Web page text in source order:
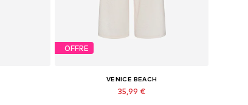
OFFRE
VENICE BEACH
35,99 €